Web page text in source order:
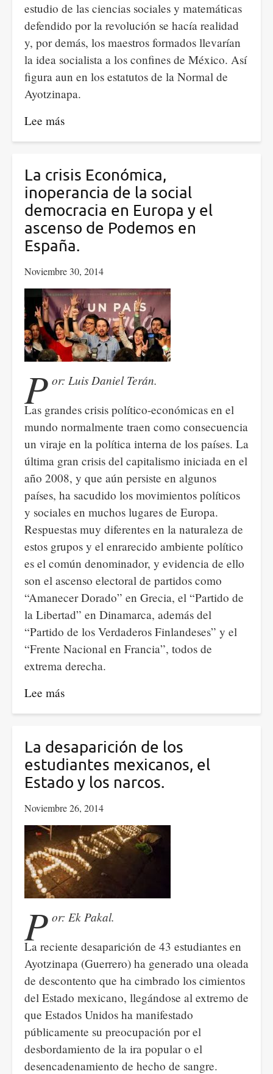
estudio de las ciencias sociales y matemáticas
defendido por la revolución se hacía realidad
y, por demás, los maestros formados llevarían
la idea socialista a los confines de México. Así
figura aun en los estatutos de la Normal de
Ayotzinapa.
Lee más
México
Y
Querido
La crisis Económica,
inoperancia de la social
democracia en Europa y el
ascenso de Podemos en
España.
Noviembre 30, 2014
P or: Luis Daniel Terán.
Las grandes crisis político-económicas en el
mundo normalmente traen como consecuencia
un viraje en la política interna de los países. La
última gran crisis del capitalismo iniciada en el
año 2008, y que aún persiste en algunos
países, ha sacudido los movimientos políticos
y sociales en muchos lugares de Europa.
Respuestas muy diferentes en la naturaleza de
estos grupos y el enrarecido ambiente político
es el común denominador, y evidencia de ello
son el ascenso electoral de partidos como
“Amanecer Dorado” en Grecia, el “Partido de
la Libertad” en Dinamarca, además del
“Partido de los Verdaderos Finlandeses” y el
“Frente Nacional en Francia”, todos de
extrema derecha.
Lee más
La
Económica,
inoperancia
de
social
democracia
en
Europa
y
el
ascenso
Podemos
en
España.
La desaparición de los
estudiantes mexicanos, el
Estado y los narcos.
Noviembre 26, 2014
P or: Ek Pakal.
La reciente desaparición de 43 estudiantes en
Ayotzinapa (Guerrero) ha generado una oleada
de descontento que ha cimbrado los cimientos
del Estado mexicano, llegándose al extremo de
que Estados Unidos ha manifestado
públicamente su preocupación por el
desbordamiento de la ira popular o el
desencadenamiento de hecho de sangre.